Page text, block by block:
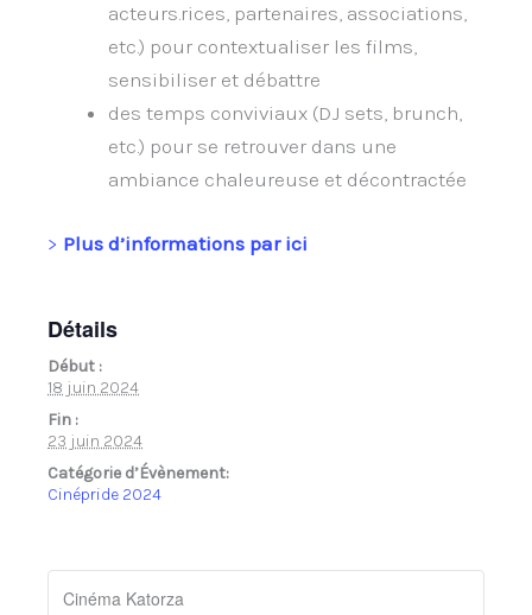
acteurs.rices, partenaires, associations,
etc.) pour contextualiser les films,
sensibiliser et débattre
des temps conviviaux (DJ sets, brunch,
etc.) pour se retrouver dans une
ambiance chaleureuse et décontractée
> Plus d’informations par ici
Détails
Début :
18 juin 2024
Fin :
23 juin 2024
Catégorie d’Évènement:
Cinépride 2024
Cinéma Katorza